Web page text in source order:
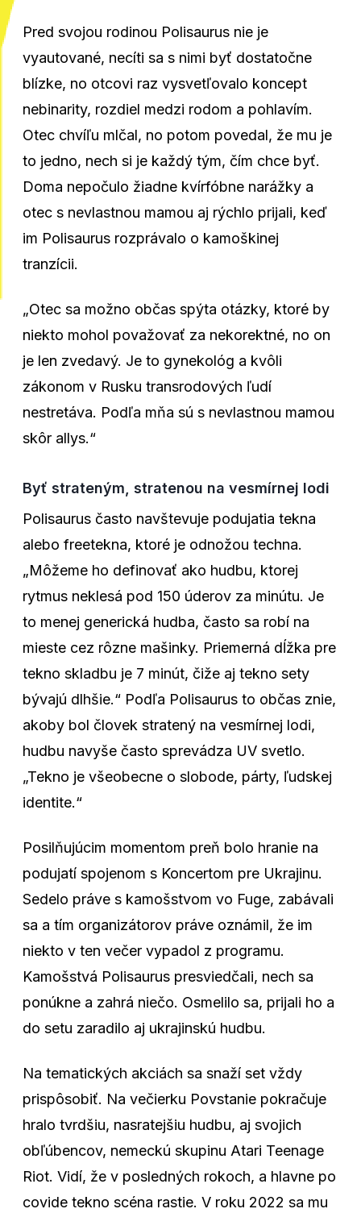
Pred svojou rodinou Polisaurus nie je
vyautované, necíti sa s nimi byť dostatočne
blízke, no otcovi raz vysvetľovalo koncept
nebinarity, rozdiel medzi rodom a pohlavím.
Otec chvíľu mlčal, no potom povedal, že mu je
to jedno, nech si je každý tým, čím chce byť.
Doma nepočulo žiadne kvírfóbne narážky a
otec s nevlastnou mamou aj rýchlo prijali, keď
im Polisaurus rozprávalo o kamoškinej
tranzícii.
„Otec sa možno občas spýta otázky, ktoré by
niekto mohol považovať za nekorektné, no on
je len zvedavý. Je to gynekológ a kvôli
zákonom v Rusku transrodových ľudí
nestretáva. Podľa mňa sú s nevlastnou mamou
skôr allys.“
Byť strateným, stratenou na vesmírnej lodi
Polisaurus často navštevuje podujatia tekna
alebo freetekna, ktoré je odnožou techna.
„Môžeme ho definovať ako hudbu, ktorej
rytmus neklesá pod 150 úderov za minútu. Je
to menej generická hudba, často sa robí na
mieste cez rôzne mašinky. Priemerná dĺžka pre
tekno skladbu je 7 minút, čiže aj tekno sety
bývajú dlhšie.“ Podľa Polisaurus to občas znie,
akoby bol človek stratený na vesmírnej lodi,
hudbu navyše často sprevádza UV svetlo.
„Tekno je všeobecne o slobode, párty, ľudskej
identite.“
Posilňujúcim momentom preň bolo hranie na
podujatí spojenom s Koncertom pre Ukrajinu.
Sedelo práve s kamošstvom vo Fuge, zabávali
sa a tím organizátorov práve oznámil, že im
niekto v ten večer vypadol z programu.
Kamošstvá Polisaurus presviedčali, nech sa
ponúkne a zahrá niečo. Osmelilo sa, prijali ho a
do setu zaradilo aj ukrajinskú hudbu.
Na tematických akciách sa snaží set vždy
prispôsobiť. Na večierku Povstanie pokračuje
hralo tvrdšiu, nasratejšiu hudbu, aj svojich
obľúbencov, nemeckú skupinu Atari Teenage
Riot. Vidí, že v posledných rokoch, a hlavne po
covide tekno scéna rastie. V roku 2022 sa mu